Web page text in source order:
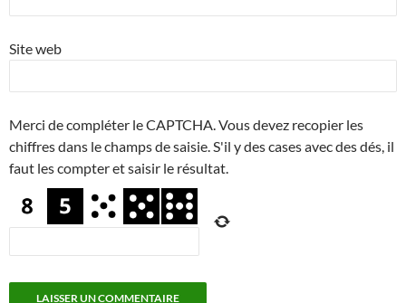
Site web
Merci de compléter le CAPTCHA. Vous devez recopier les
chiffres dans le champs de saisie. S'il y des cases avec des dés, il
faut les compter et saisir le résultat.